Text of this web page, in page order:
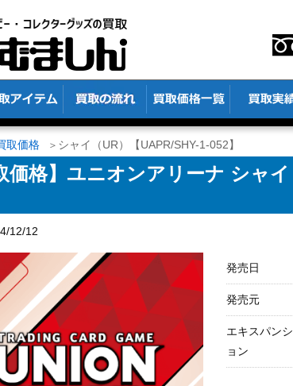
取価格 シャイ（UR）【UAPR/SHY-1-052】
価格】ユニオンアリーナ シャ
12/12
発売日
発売元
エキスパンシ
ョン